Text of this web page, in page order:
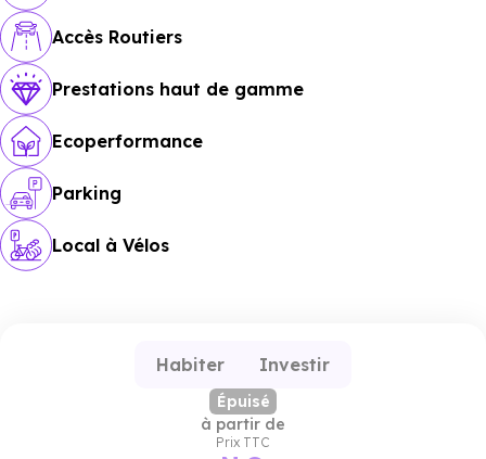
Accès Routiers
Prestations haut de gamme
Ecoperformance
Parking
Local à Vélos
Habiter Investir
Épuisé
à partir de
Prix TTC